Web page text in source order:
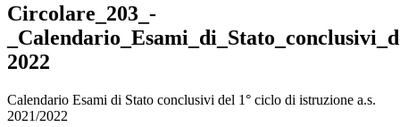
Circolare_203_-
2022
Calendario Esami di Stato conclusivi del 1° ciclo di istruzione a.s.
2021/2022